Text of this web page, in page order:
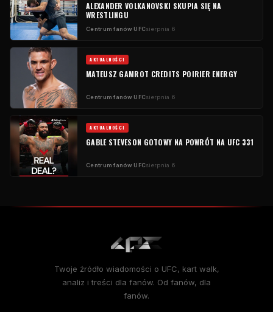
ALEXANDER VOLKANOVSKI SKUPIA SIĘ NA
WRESTLINGU
Centrum fanów UFCsierpnia 6
AKTUALNOŚCI
MATEUSZ GAMROT CREDITS POIRIER ENERGY
Centrum fanów UFCsierpnia 6
AKTUALNOŚCI
GABLE STEVESON GOTOWY NA POWRÓT NA UFC 331
Centrum fanów UFCsierpnia 6
Twoje źródło wiadomości o UFC, kart walk,
analiz i treści dla fanów. Od fanów, dla
fanów.